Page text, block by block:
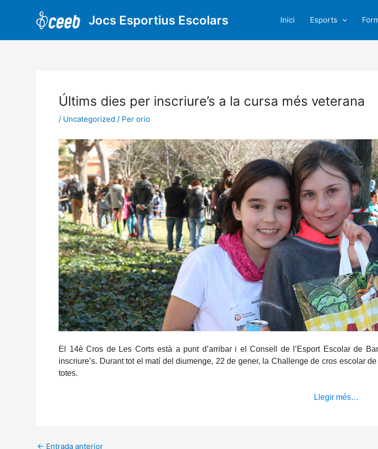
Jocs Esportius Escolars Inici Esports
Últims dies per inscriure’s a la cursa més veterana
/ Uncategorized / Per orio
El 14è Cros de Les Corts està a punt d’arribar i el Consell de l’Esport Escolar de
inscriure’s. Durant tot el matí del diumenge, 22 de gener, la Challenge de cros escolar
totes.
Llegir més…
← Entrada anterior